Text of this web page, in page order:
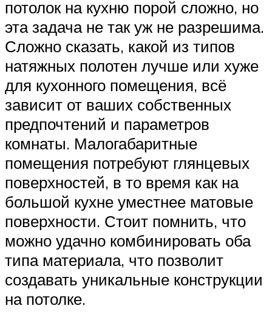
потолок на кухню порой сложно, но
эта задача не так уж не разрешима.
Сложно сказать, какой из типов
натяжных полотен лучше или хуже
для кухонного помещения, всё
зависит от ваших собственных
предпочтений и параметров
комнаты. Малогабаритные
помещения потребуют глянцевых
поверхностей, в то время как на
большой кухне уместнее матовые
поверхности. Стоит помнить, что
можно удачно комбинировать оба
типа материала, что позволит
создавать уникальные конструкции
на потолке.